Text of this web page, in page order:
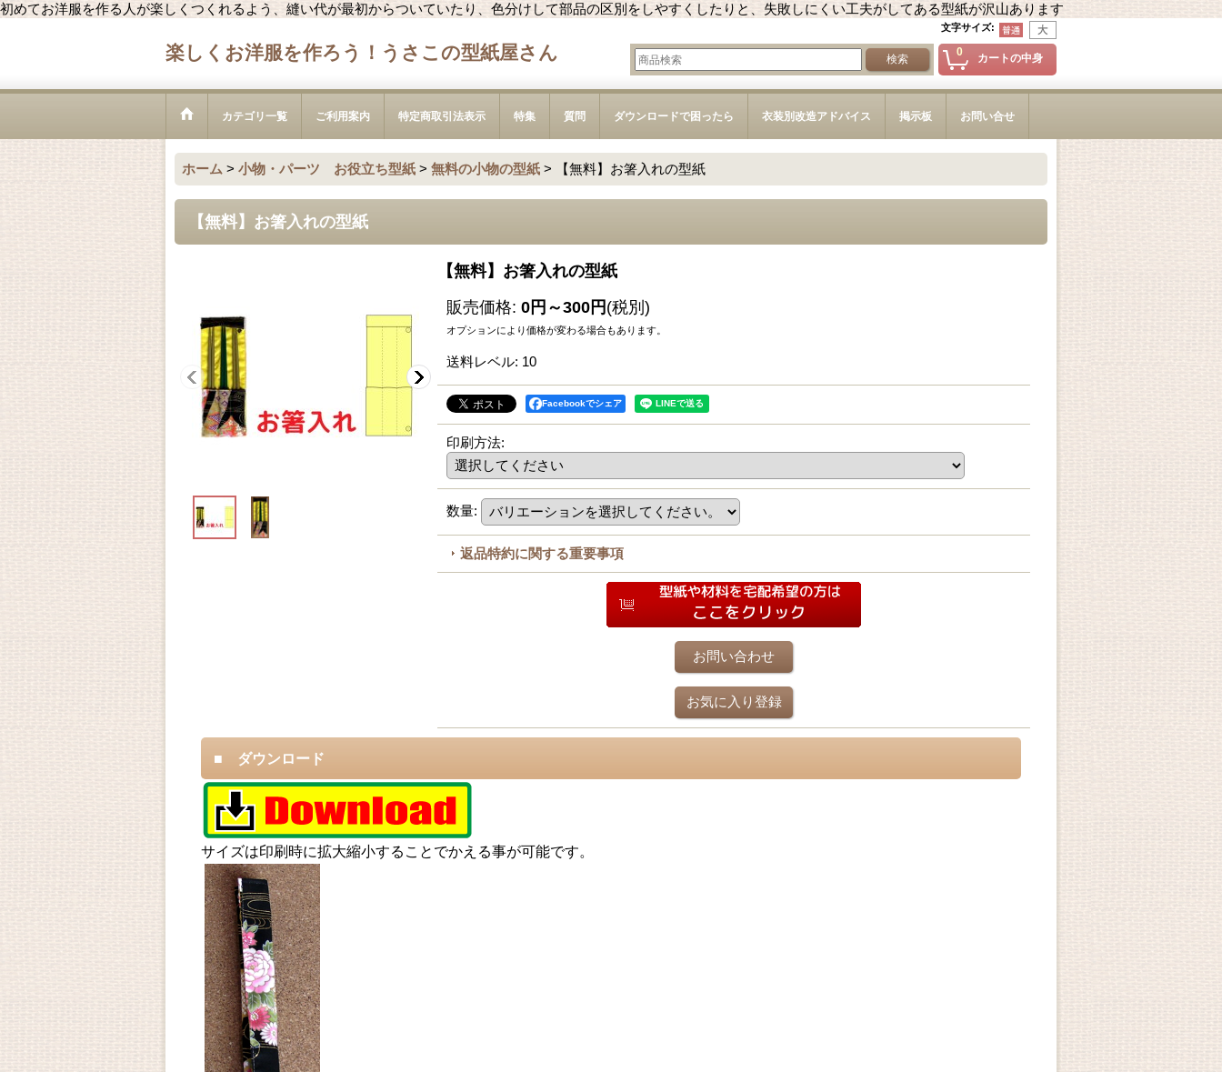
初めてお洋服を作る人が楽しくつくれるよう、縫い代が最初からついていたり、色分けして部品の区別をしやすくしたりと、失敗しにくい工夫がしてある型紙が沢山あります
文字サイズ:
楽しくお洋服を作ろう！うさこの型紙屋さん 0 カートの中身
カテゴリ一覧 ご利用案内 特定商取引法表示 特集 質問 ダウンロードで困ったら 衣装別改造アドバイス 掲示板 お問い合せ
ホーム > 小物・パーツ お役立ち型紙 > 無料の小物の型紙 > 【無料】お箸入れの型紙
【無料】お箸入れの型紙
【無料】お箸入れの型紙
販売価格: 0円～300円(税別)
オプションにより価格が変わる場合もあります。
送料レベル: 10
Facebookでシェア
印刷方法:
数量:
返品特約に関する重要事項
お問い合わせ
お気に入り登録
■ ダウンロード
サイズは印刷時に拡大縮小することでかえる事が可能です。